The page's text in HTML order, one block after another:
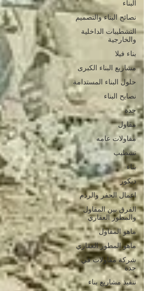
البناء
نصائح البناء والتصميم
التشطيبات الداخلية
والخارجية
بناء فيلا
مشاريع البناء الكبرى
حلول البناء المستدامة
نصايح البناء
جدة
مقاول
مقاولات عامه
تشطيب
بناء
ديكور
اعمال الحفر والردم
الفرق بين المقاول
والمطور العقاري
ماهو المقاول
ماهو المطور العقاري
شركة مقاولات في
جدة
تنفيذ مشاريع بناء